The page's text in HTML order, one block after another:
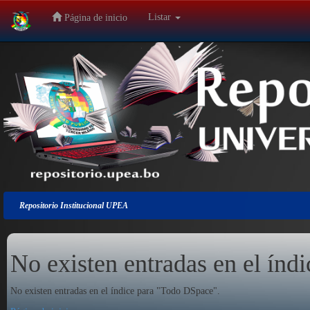
Salir
navegación
Página de inicio Listar
Repositorio Institucional UPEA
No existen entradas en el
No existen entradas en el índice para "Todo DSpace".